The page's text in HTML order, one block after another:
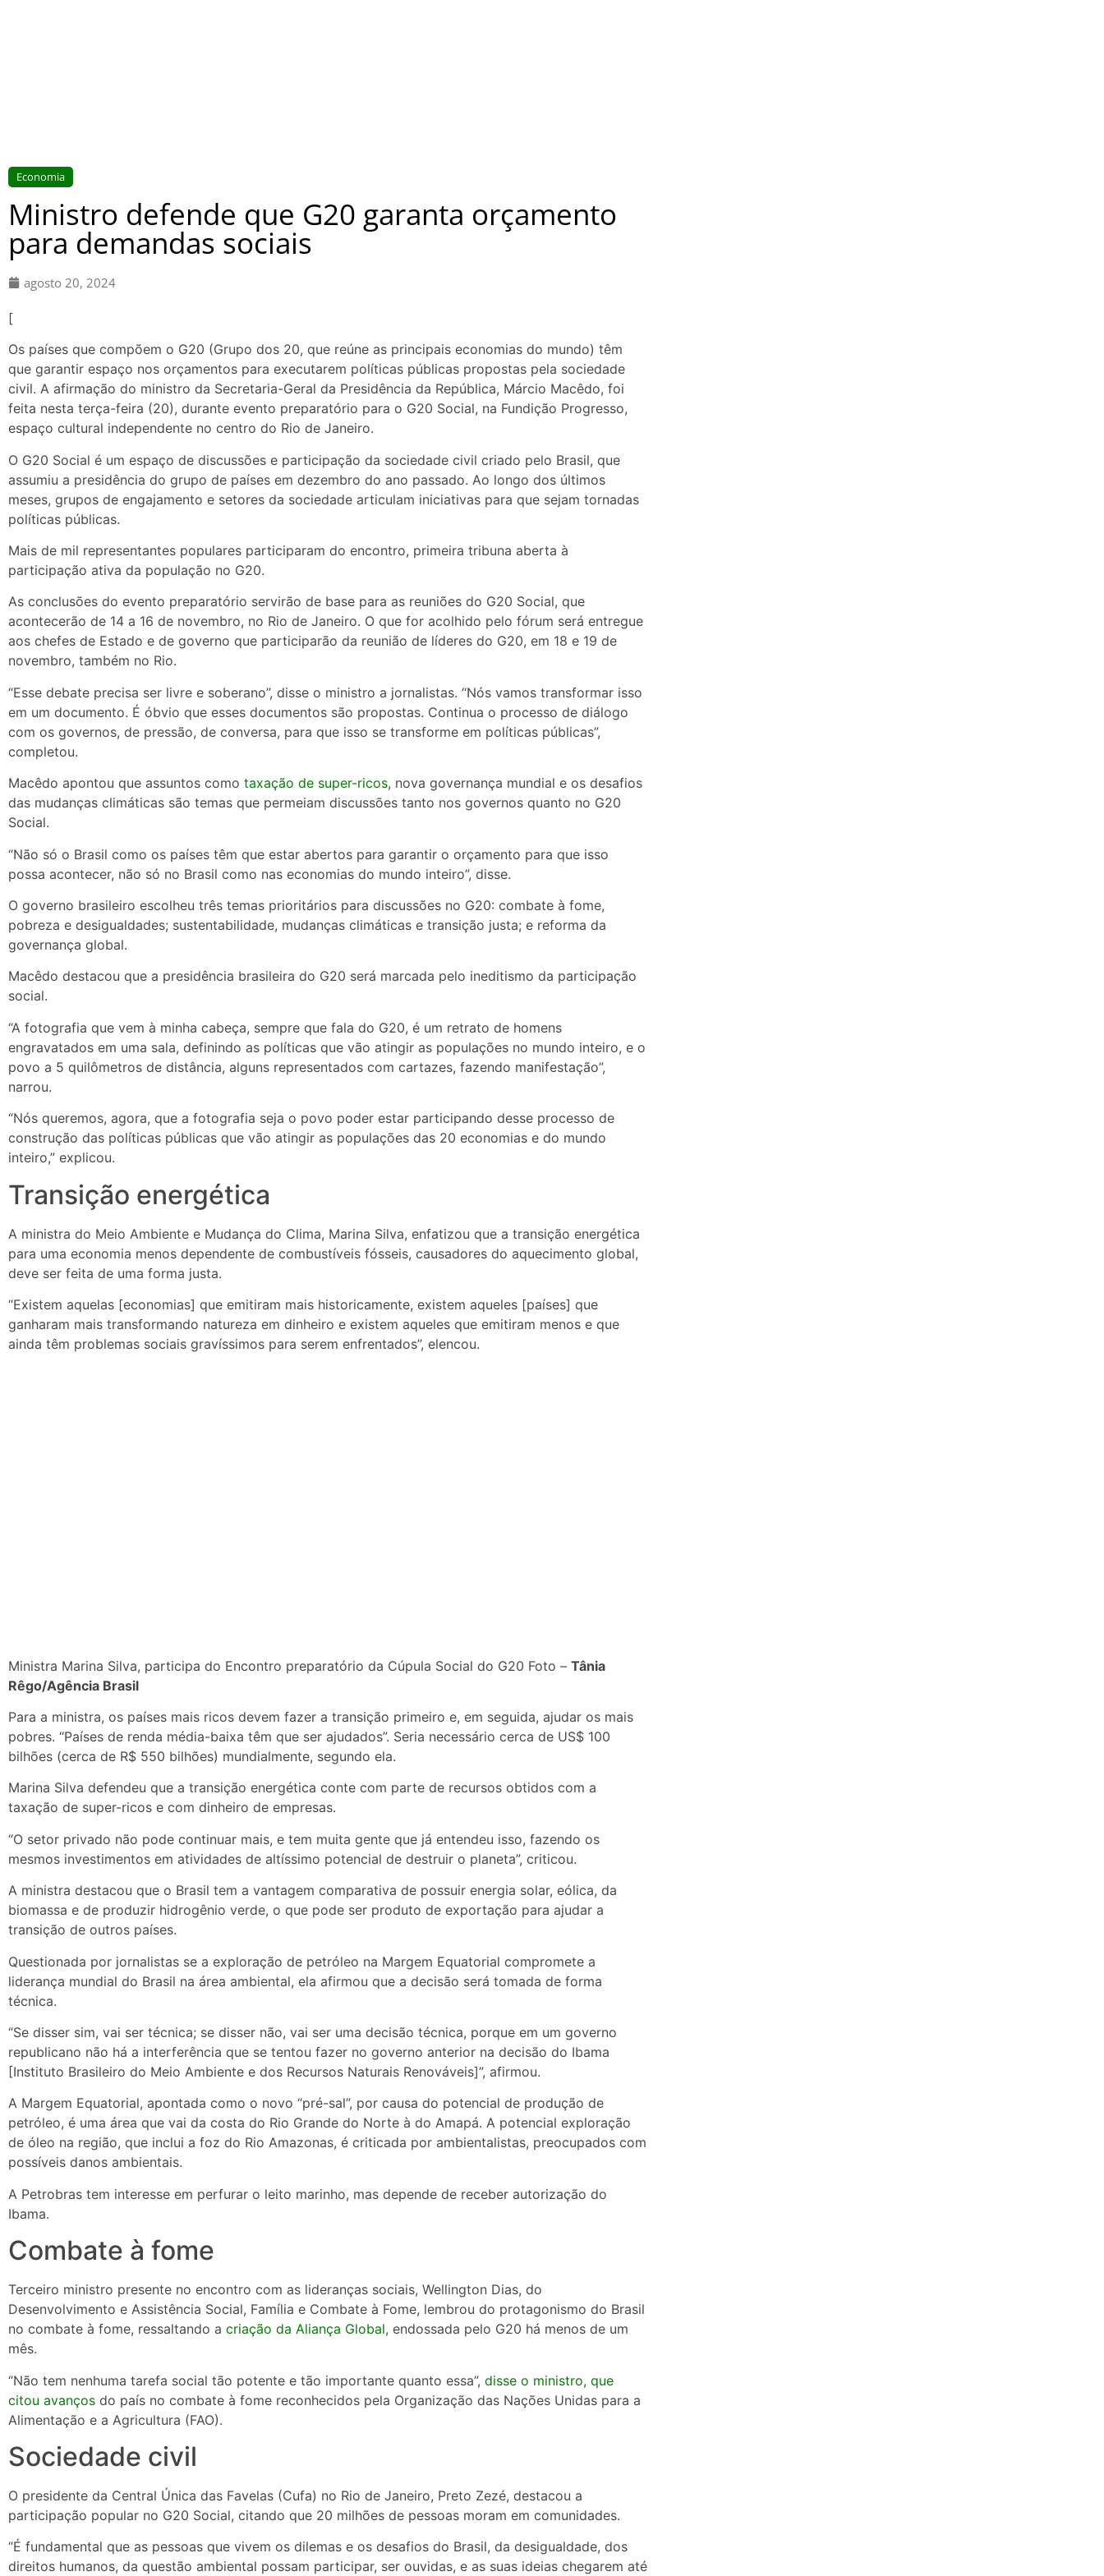
Economia
Ministro defende que G20 garanta orçamento
para demandas sociais
agosto 20, 2024
[
Os países que compõem o G20 (Grupo dos 20, que reúne as principais economias do mundo) têm
que garantir espaço nos orçamentos para executarem políticas públicas propostas pela sociedade
civil. A afirmação do ministro da Secretaria-Geral da Presidência da República, Márcio Macêdo, foi
feita nesta terça-feira (20), durante evento preparatório para o G20 Social, na Fundição Progresso,
espaço cultural independente no centro do Rio de Janeiro.
O G20 Social é um espaço de discussões e participação da sociedade civil criado pelo Brasil, que
assumiu a presidência do grupo de países em dezembro do ano passado. Ao longo dos últimos
meses, grupos de engajamento e setores da sociedade articulam iniciativas para que sejam tornadas
políticas públicas.
Mais de mil representantes populares participaram do encontro, primeira tribuna aberta à
participação ativa da população no G20.
As conclusões do evento preparatório servirão de base para as reuniões do G20 Social, que
acontecerão de 14 a 16 de novembro, no Rio de Janeiro. O que for acolhido pelo fórum será entregue
aos chefes de Estado e de governo que participarão da reunião de líderes do G20, em 18 e 19 de
novembro, também no Rio.
“Esse debate precisa ser livre e soberano”, disse o ministro a jornalistas. “Nós vamos transformar isso
em um documento. É óbvio que esses documentos são propostas. Continua o processo de diálogo
com os governos, de pressão, de conversa, para que isso se transforme em políticas públicas”,
completou.
Macêdo apontou que assuntos como taxação de super-ricos, nova governança mundial e os desafios
das mudanças climáticas são temas que permeiam discussões tanto nos governos quanto no G20
Social.
“Não só o Brasil como os países têm que estar abertos para garantir o orçamento para que isso
possa acontecer, não só no Brasil como nas economias do mundo inteiro”, disse.
O governo brasileiro escolheu três temas prioritários para discussões no G20: combate à fome,
pobreza e desigualdades; sustentabilidade, mudanças climáticas e transição justa; e reforma da
governança global.
Macêdo destacou que a presidência brasileira do G20 será marcada pelo ineditismo da participação
social.
“A fotografia que vem à minha cabeça, sempre que fala do G20, é um retrato de homens
engravatados em uma sala, definindo as políticas que vão atingir as populações no mundo inteiro, e o
povo a 5 quilômetros de distância, alguns representados com cartazes, fazendo manifestação”,
narrou.
“Nós queremos, agora, que a fotografia seja o povo poder estar participando desse processo de
construção das políticas públicas que vão atingir as populações das 20 economias e do mundo
inteiro,” explicou.
Transição energética
A ministra do Meio Ambiente e Mudança do Clima, Marina Silva, enfatizou que a transição energética
para uma economia menos dependente de combustíveis fósseis, causadores do aquecimento global,
deve ser feita de uma forma justa.
“Existem aquelas [economias] que emitiram mais historicamente, existem aqueles [países] que
ganharam mais transformando natureza em dinheiro e existem aqueles que emitiram menos e que
ainda têm problemas sociais gravíssimos para serem enfrentados”, elencou.
Ministra Marina Silva, participa do Encontro preparatório da Cúpula Social do G20 Foto – Tânia
Rêgo/Agência Brasil
Para a ministra, os países mais ricos devem fazer a transição primeiro e, em seguida, ajudar os mais
pobres. “Países de renda média-baixa têm que ser ajudados”. Seria necessário cerca de US$ 100
bilhões (cerca de R$ 550 bilhões) mundialmente, segundo ela.
Marina Silva defendeu que a transição energética conte com parte de recursos obtidos com a
taxação de super-ricos e com dinheiro de empresas.
“O setor privado não pode continuar mais, e tem muita gente que já entendeu isso, fazendo os
mesmos investimentos em atividades de altíssimo potencial de destruir o planeta”, criticou.
A ministra destacou que o Brasil tem a vantagem comparativa de possuir energia solar, eólica, da
biomassa e de produzir hidrogênio verde, o que pode ser produto de exportação para ajudar a
transição de outros países.
Questionada por jornalistas se a exploração de petróleo na Margem Equatorial compromete a
liderança mundial do Brasil na área ambiental, ela afirmou que a decisão será tomada de forma
técnica.
“Se disser sim, vai ser técnica; se disser não, vai ser uma decisão técnica, porque em um governo
republicano não há a interferência que se tentou fazer no governo anterior na decisão do Ibama
[Instituto Brasileiro do Meio Ambiente e dos Recursos Naturais Renováveis]”, afirmou.
A Margem Equatorial, apontada como o novo “pré-sal”, por causa do potencial de produção de
petróleo, é uma área que vai da costa do Rio Grande do Norte à do Amapá. A potencial exploração
de óleo na região, que inclui a foz do Rio Amazonas, é criticada por ambientalistas, preocupados com
possíveis danos ambientais.
A Petrobras tem interesse em perfurar o leito marinho, mas depende de receber autorização do
Ibama.
Combate à fome
Terceiro ministro presente no encontro com as lideranças sociais, Wellington Dias, do
Desenvolvimento e Assistência Social, Família e Combate à Fome, lembrou do protagonismo do Brasil
no combate à fome, ressaltando a criação da Aliança Global, endossada pelo G20 há menos de um
mês.
“Não tem nenhuma tarefa social tão potente e tão importante quanto essa”, disse o ministro, que
citou avanços do país no combate à fome reconhecidos pela Organização das Nações Unidas para a
Alimentação e a Agricultura (FAO).
Sociedade civil
O presidente da Central Única das Favelas (Cufa) no Rio de Janeiro, Preto Zezé, destacou a
participação popular no G20 Social, citando que 20 milhões de pessoas moram em comunidades.
“É fundamental que as pessoas que vivem os dilemas e os desafios do Brasil, da desigualdade, dos
direitos humanos, da questão ambiental possam participar, ser ouvidas, e as suas ideias chegarem até